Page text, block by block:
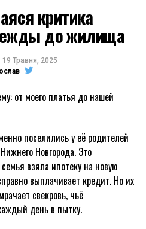
критика
до жилища
19 Травня, 2025
от моего платья до нашей
поселились у её родителей
Новгорода. Это
взяла ипотеку на новую
выплачивает кредит. Но их
свекровь, чьё
день в пытку.